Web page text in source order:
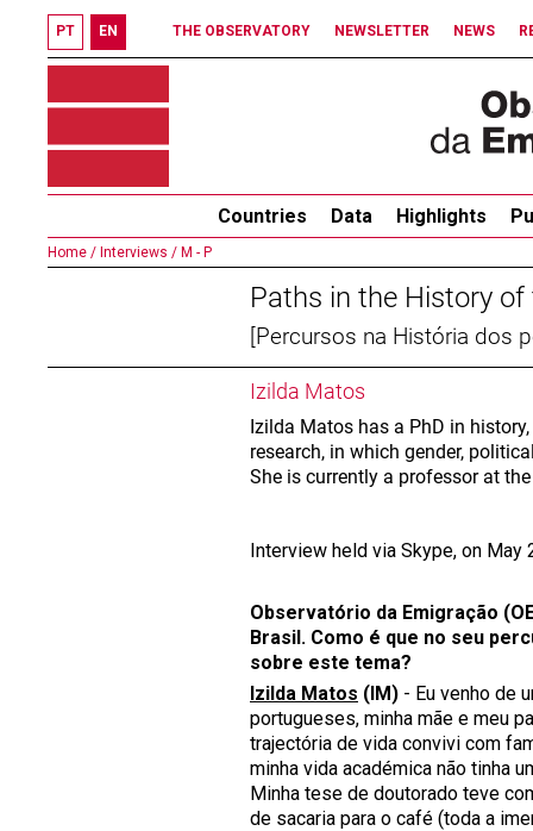
PT EN THE OBSERVATORY NEWSLETTER NEWS
Countries Data Highlights
Home / Interviews / M - P
Paths in the History
[Percursos na História dos
Izilda Matos
Izilda Matos has a PhD in
research, in which gender,
She is currently a professor at
Interview held via Skype, on May
Observatório da Emigração
Brasil. Como é que no seu
sobre este tema?
Izilda Matos (IM) - Eu venho de
portugueses, minha mãe e meu
trajectória de vida convivi com
minha vida académica não tinha
Minha tese de doutorado teve
de sacaria para o café (toda a